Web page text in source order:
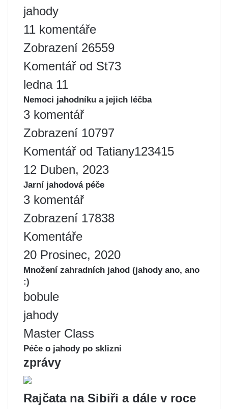
jahody
11 komentáře
Zobrazení 26559
Komentář od St73
ledna 11
Nemoci jahodníku a jejich léčba
3 komentář
Zobrazení 10797
Komentář od Tatiany123415
12 Duben, 2023
Jarní jahodová péče
3 komentář
Zobrazení 17838
Komentáře
20 Prosinec, 2020
Množení zahradních jahod (jahody ano, ano
:)
bobule
jahody
Master Class
Péče o jahody po sklizni
zprávy
Rajčata na Sibiři a dále v roce